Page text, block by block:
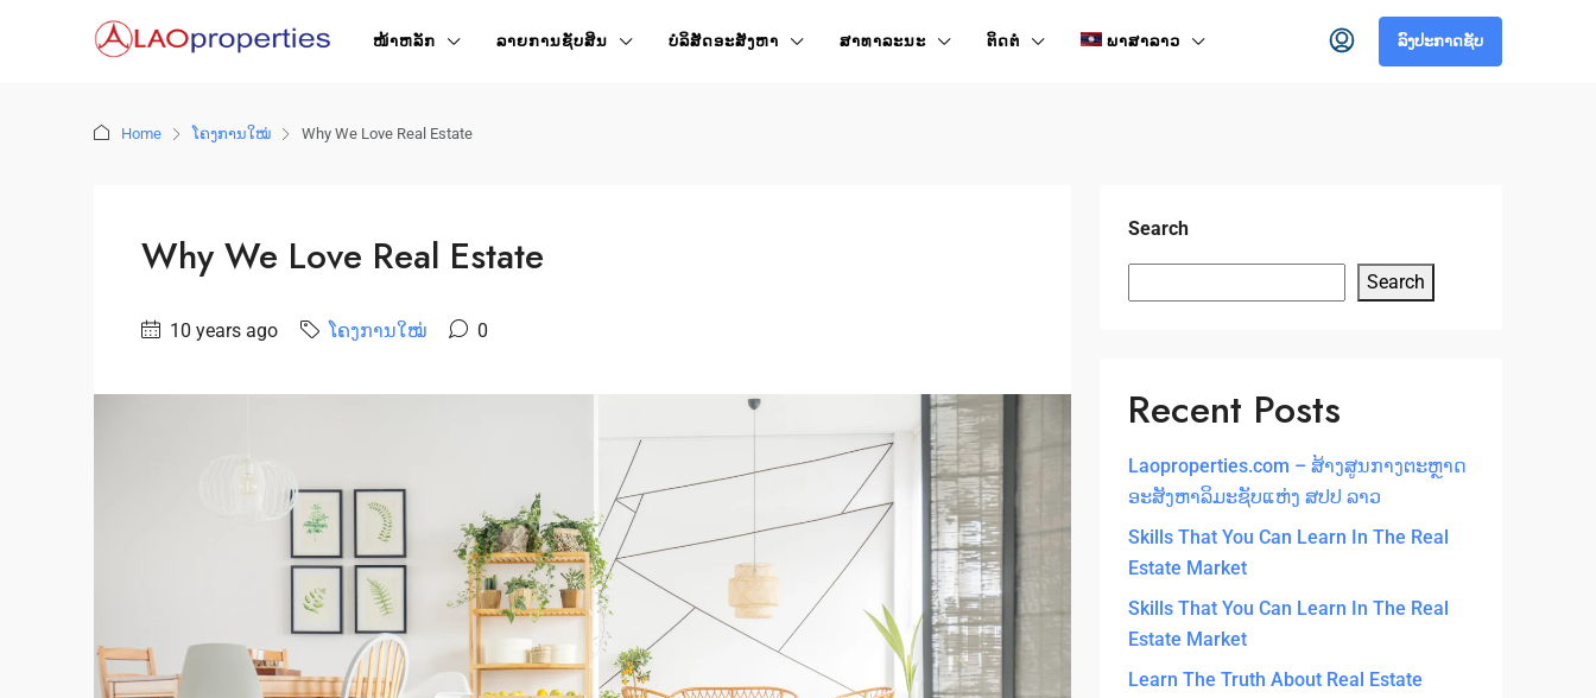
ໜ້າ​ຫລັກ ລາຍການຊັບສິນ ບໍລິສັດອະສັງຫາ ສາທາລະນະ ຕິດຕໍ່ ພາສາລາວ ລົງປະກາດຊັບ
Home ໂຄງການໃໝ່ Why We Love Real Estate
Why We Love Real Estate
10 years ago ໂຄງການໃໝ່ 0
Search
Search
Recent Posts
Laoproperties.com – ສ້າງສູນກາງຕະຫຼາດ
ອະສັງຫາລິມະຊັບແຫ່ງ ສປປ ລາວ
Skills That You Can Learn In The Real
Estate Market
Skills That You Can Learn In The Real
Estate Market
Learn The Truth About Real Estate